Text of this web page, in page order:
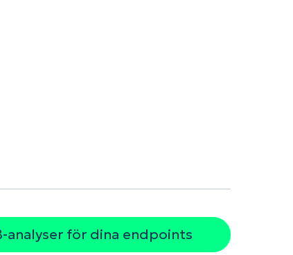
analyser för dina endpoints